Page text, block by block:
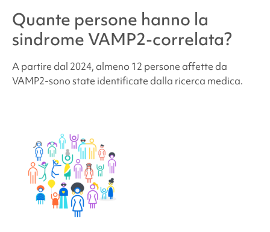
Quante persone hanno la
sindrome VAMP2-correlata?
A partire dal 2024, almeno 12 persone affette da
VAMP2-sono state identificate dalla ricerca medica.